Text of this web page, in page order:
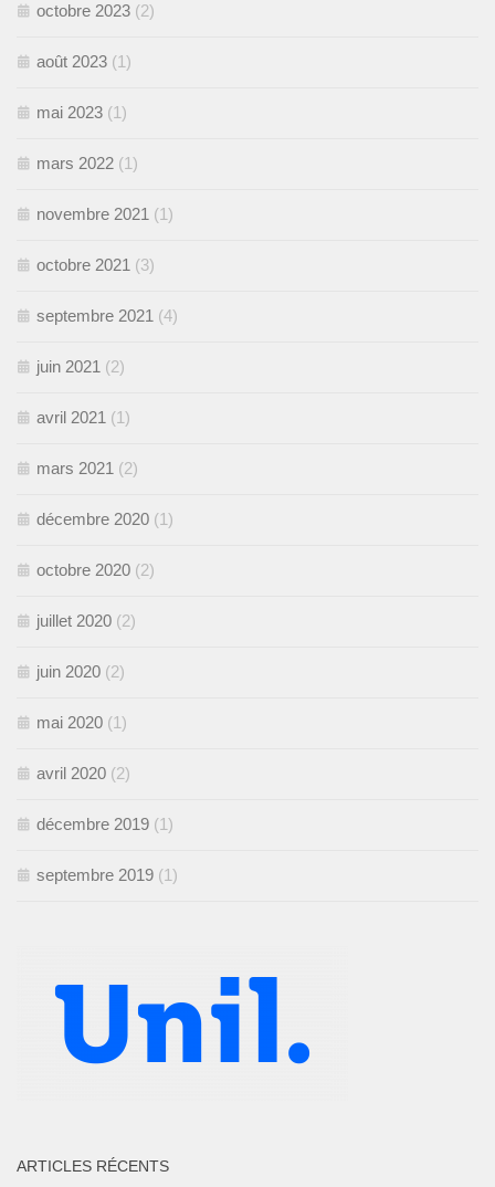
octobre 2023 (2)
août 2023 (1)
mai 2023 (1)
mars 2022 (1)
novembre 2021 (1)
octobre 2021 (3)
septembre 2021 (4)
juin 2021 (2)
avril 2021 (1)
mars 2021 (2)
décembre 2020 (1)
octobre 2020 (2)
juillet 2020 (2)
juin 2020 (2)
mai 2020 (1)
avril 2020 (2)
décembre 2019 (1)
septembre 2019 (1)
ARTICLES RÉCENTS